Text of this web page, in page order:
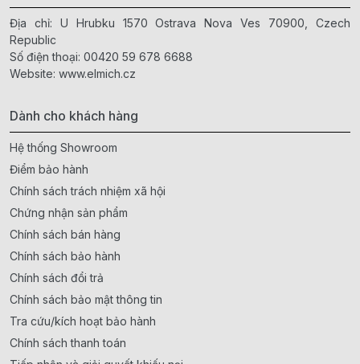
Địa chỉ: U Hrubku 1570 Ostrava Nova Ves 70900, Czech
Republic
Số điện thoại: 00420 59 678 6688
Website: www.elmich.cz
Dành cho khách hàng
Hệ thống Showroom
Điểm bảo hành
Chính sách trách nhiệm xã hội
Chứng nhận sản phẩm
Chính sách bán hàng
Chính sách bảo hành
Chính sách đổi trả
Chính sách bảo mật thông tin
Tra cứu/kích hoạt bảo hành
Chính sách thanh toán